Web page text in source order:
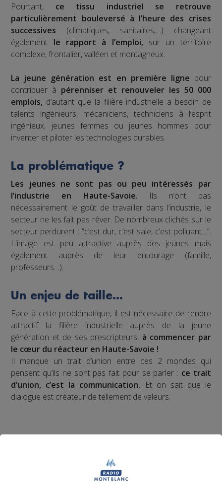
Pourtant, ce tissu industriel se retrouve
particulièrement bouleversé à l’heure des crises
successives (climatiques, sanitaires,…) changeant
également le rapport à l’emploi, sur un territoire
complexe, frontalier, valléen et montagneux.
La jeune génération est en première ligne pour
contribuer à pérenniser et renouveler les 50 000
emplois, d’autant que la filière industrielle a besoin de
talents ingénieurs, mécaniciens, techniciens à l’esprit
ingénieux, jeunes femmes ou jeunes hommes pour
inventer et piloter les technologies durables.
La problématique ?
Les jeunes ne sont pas ou peu intéressés par
l’industrie en Haute-Savoie. Ils n’ont pas
nécessairement le goût de travailler dans l’industrie, le
secteur ne les fait pas rêver. De nombreux clichés sur le
secteur perdurent : “c’est dur, c’est sale, c’est polluant…”.
L'image est peu attractive auprès des jeunes mais
également auprès de leur entourage (famille,
professeurs…).
Un enjeu de taille…
Face à cette problématique, il est nécessaire de rendre
attractif la filière industrielle auprès de la jeune
génération et de ses prescripteurs, à commencer par
le cœur du réacteur en Haute-Savoie !
Il manque un trait d’union entre ces 2 mondes qui
pensent qu’ils ne sont pas fait pour se parler : ce trait
d’union, c’est la communication. Et on sait que le
dialogue est créateur de tellement de valeurs.
valeur ?